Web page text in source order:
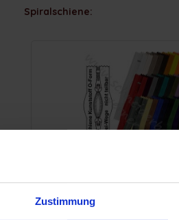
Zustimmung
Spiralschiene: